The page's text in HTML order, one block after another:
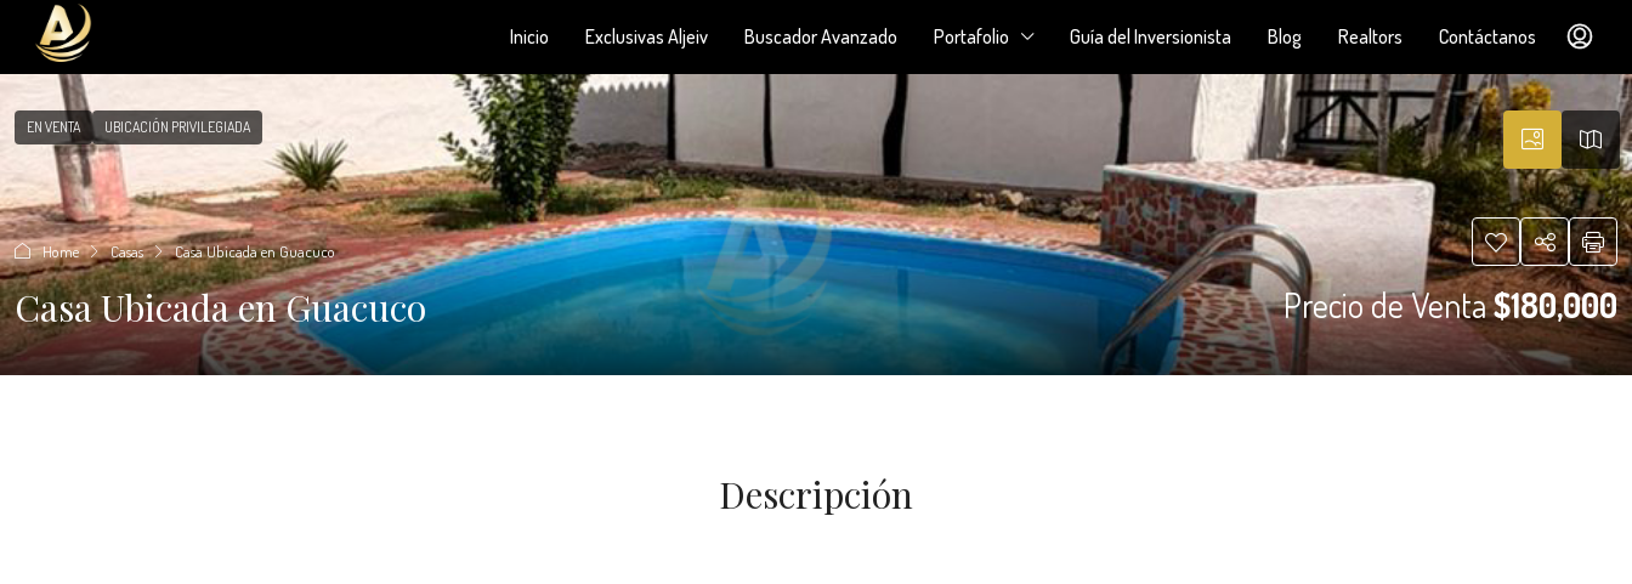
Inicio Exclusivas Aljeiv Buscador Avanzado Portafolio Guía del Inversionista Blog Realtors Contáctanos
EN VENTA UBICACIÓN PRIVILEGIADA
Home Casas Casa Ubicada en Guacuco
Casa Ubicada en Guacuco Precio de Venta$180,000
Descripción